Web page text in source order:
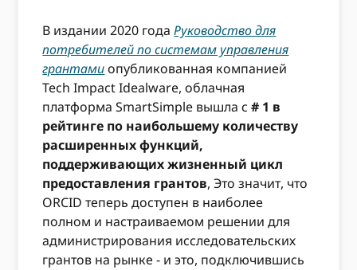
В издании 2020 годаРуководство для
потребителей по системам управления
грантамиопубликованная компанией
Tech Impact Idealware, облачная
платформа SmartSimple вышла с# 1 в
рейтинге по наибольшему количеству
расширенных функций,
поддерживающих жизненный цикл
предоставления грантов, Это значит, что
ORCID теперь доступен в наиболее
полном и настраиваемом решении для
администрирования исследовательских
грантов на рынке - и это, подключившись